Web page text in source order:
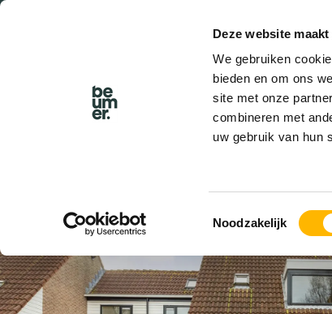
Deze website
We gebruiken
bieden en om ons
site met onze
combineren met
uw gebruik van hun
Toestemmingsselectie
Noodzakelijk